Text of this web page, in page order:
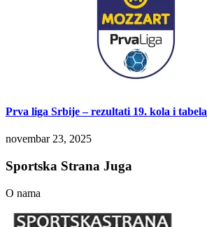
Prva liga Srbije – rezultati 19. kola i tabela
novembar 23, 2025
Sportska Strana Juga
O nama